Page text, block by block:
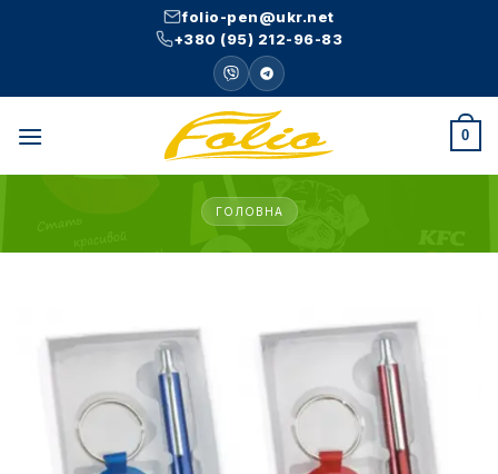
folio-pen@ukr.net
+380 (95) 212-96-83
0
ГОЛОВНА